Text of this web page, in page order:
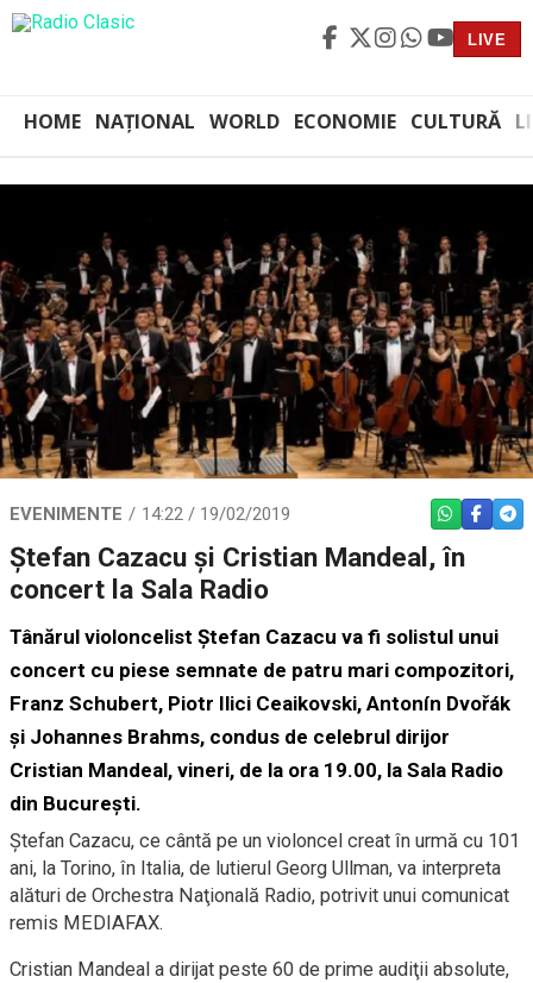
LIVE
HOME NAȚIONAL WORLD ECONOMIE CULTURĂ
EVENIMENTE 14:22 / 19/02/2019 WHATSAPP
Ştefan Cazacu şi Cristian Mandeal, în
concert la Sala Radio
Tânărul violoncelist Ştefan Cazacu va fi solistul unui
concert cu piese semnate de patru mari compozitori,
Franz Schubert, Piotr Ilici Ceaikovski, Antonín Dvořák
şi Johannes Brahms, condus de celebrul dirijor
Cristian Mandeal, vineri, de la ora 19.00, la Sala Radio
din Bucureşti.
Ştefan Cazacu, ce cântă pe un violoncel creat în urmă cu 101
ani, la Torino, în Italia, de lutierul Georg Ullman, va interpreta
alături de Orchestra Naţională Radio, potrivit unui comunicat
remis MEDIAFAX.
Cristian Mandeal a dirijat peste 60 de prime audiţii absolute,